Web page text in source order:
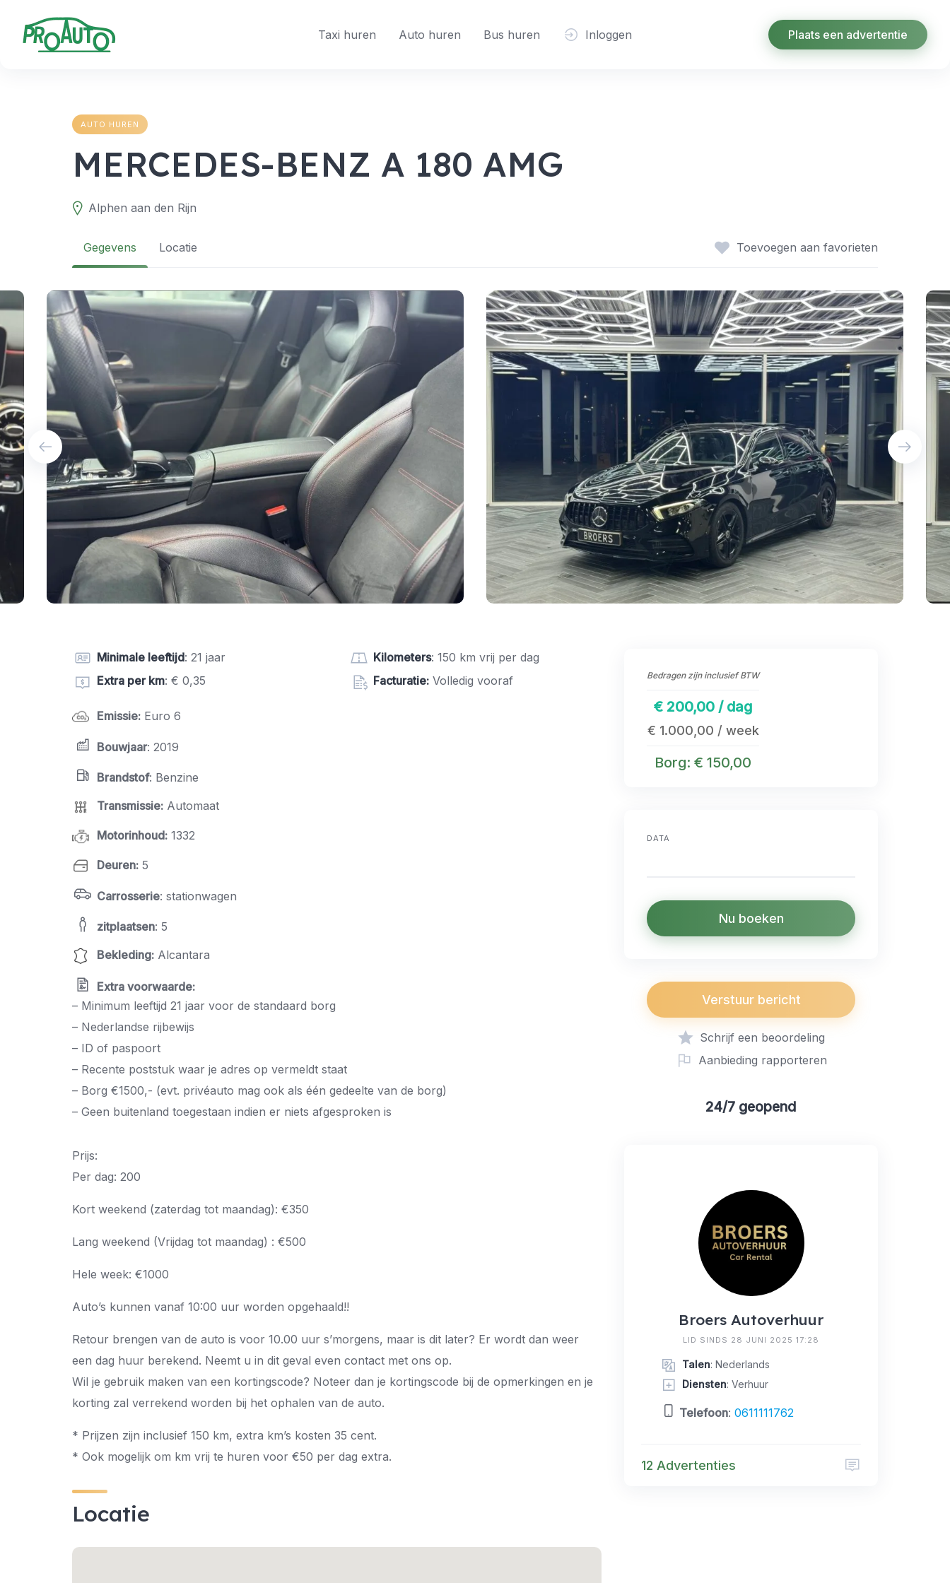
content
Taxi huren Auto huren Bus huren Inloggen Plaats een advertentie
AUTO HUREN
MERCEDES-BENZ A 180 AMG
Alphen aan den Rijn
Gegevens Locatie Toevoegen aan favorieten
Minimale leeftijd: 21 jaar Kilometers: 150 km vrij per dag
Extra per km: € 0,35 Facturatie:Volledig vooraf
Emissie: Euro 6
Bouwjaar: 2019
Brandstof: Benzine
Transmissie: Automaat
Motorinhoud: 1332
Deuren: 5
Carrosserie: stationwagen
zitplaatsen: 5
Bekleding: Alcantara
Extra voorwaarde:
– Minimum leeftijd 21 jaar voor de standaard borg
– Nederlandse rijbewijs
– ID of paspoort
– Recente poststuk waar je adres op vermeldt staat
– Borg €1500,- (evt. privéauto mag ook als één gedeelte van de borg)
– Geen buitenland toegestaan indien er niets afgesproken is
Prijs:
Per dag: 200
Kort weekend (zaterdag tot maandag): €350
Lang weekend (Vrijdag tot maandag) : €500
Hele week: €1000
Auto’s kunnen vanaf 10:00 uur worden opgehaald!!
Retour brengen van de auto is voor 10.00 uur s’morgens, maar is dit later? Er wordt dan weer
een dag huur berekend. Neemt u in dit geval even contact met ons op.
Wil je gebruik maken van een kortingscode? Noteer dan je kortingscode bij de opmerkingen en je
korting zal verrekend worden bij het ophalen van de auto.
* Prijzen zijn inclusief 150 km, extra km’s kosten 35 cent.
* Ook mogelijk om km vrij te huren voor €50 per dag extra.
Locatie
Bedragen zijn inclusief BTW
€ 200,00 / dag
€ 1.000,00 / week
Borg: € 150,00
DATA
Nu boeken
Verstuur bericht
Schrijf een beoordeling
Aanbieding rapporteren
24/7 geopend
Broers Autoverhuur
LID SINDS 28 JUNI 2025 17:28
Talen: Nederlands
Diensten: Verhuur
Telefoon:0611111762
12 Advertenties